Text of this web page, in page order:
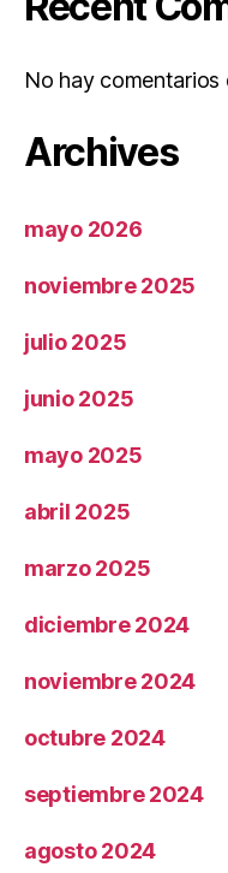
No hay comentarios
Archives
mayo 2026
noviembre 2025
julio 2025
junio 2025
mayo 2025
abril 2025
marzo 2025
diciembre 2024
noviembre 2024
octubre 2024
septiembre 2024
agosto 2024